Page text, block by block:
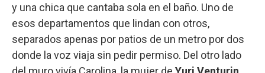
y una chica que cantaba sola en el baño. Uno de
esos departamentos que lindan con otros,
separados apenas por patios de un metro por dos
donde la voz viaja sin pedir permiso. Del otro lado